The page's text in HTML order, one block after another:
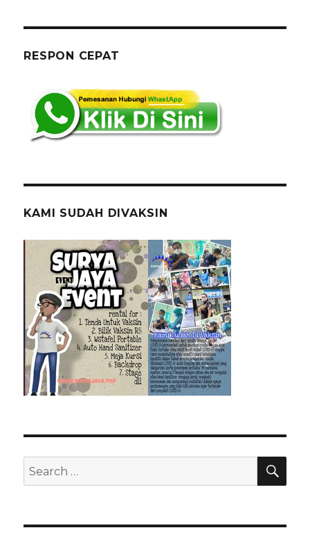
RESPON CEPAT
KAMI SUDAH DIVAKSIN
Search
for: